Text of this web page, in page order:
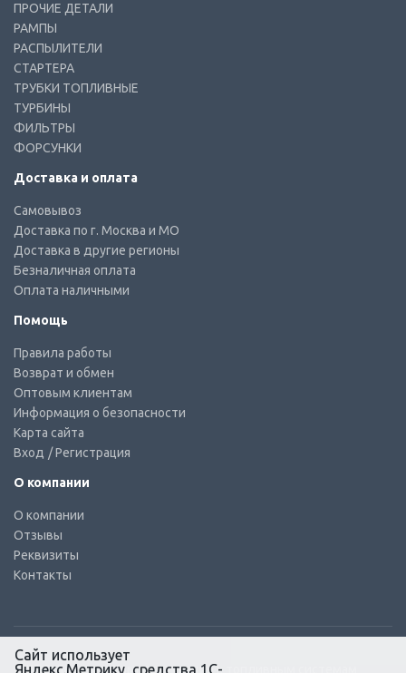
ПРОЧИЕ ДЕТАЛИ
РАМПЫ
РАСПЫЛИТЕЛИ
СТАРТЕРА
ТРУБКИ ТОПЛИВНЫЕ
ТУРБИНЫ
ФИЛЬТРЫ
ФОРСУНКИ
Доставка и оплата
Самовывоз
Доставка по г. Москва и МО
Доставка в другие регионы
Безналичная оплата
Оплата наличными
Помощь
Правила работы
Возврат и обмен
Оптовым клиентам
Информация о безопасности
Карта сайта
Вход / Регистрация
О компании
О компании
Отзывы
Реквизиты
Контакты
© КТС-Дизель – Комплектующие к топливным системам
Сайт использует
Яндекс.Метрику, средства 1С-